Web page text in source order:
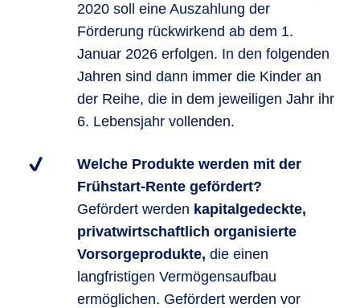
2020 soll eine Auszahlung der
Förderung rückwirkend ab dem 1.
Januar 2026 erfolgen. In den folgenden
Jahren sind dann immer die Kinder an
der Reihe, die in dem jeweiligen Jahr ihr
6. Lebensjahr vollenden.
Welche Produkte werden mit der
Frühstart-Rente gefördert?
Gefördert werden kapitalgedeckte,
privatwirtschaftlich organisierte
Vorsorgeprodukte, die einen
langfristigen Vermögensaufbau
ermöglichen. Gefördert werden vor